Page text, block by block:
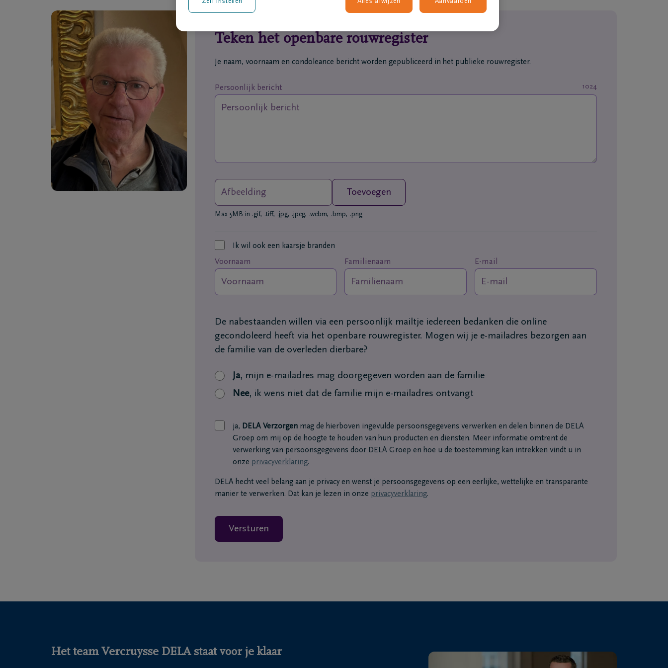
Teken het openbare rouwregister
Je naam, voornaam en condoleance bericht worden gepubliceerd in het publieke rouwregister.
1024
Persoonlijk bericht
Afbeelding Toevoegen
Max 5MB in .gif, .tiff, .jpg, .jpeg, .webm, .bmp, .png
Ik wil ook een kaarsje branden
Voornaam Familienaam E-mail
De nabestaanden willen via een persoonlijk mailtje iedereen bedanken die online
gecondoleerd heeft via het openbare rouwregister. Mogen wij je e-mailadres bezorgen aan
de familie van de overleden dierbare?
Ja, mijn e-mailadres mag doorgegeven worden aan de familie
Nee, ik wens niet dat de familie mijn e-mailadres ontvangt
ja, DELA Verzorgenmag de hierboven ingevulde persoonsgegevens verwerken en delen binnen de DELA
Groep om mij op de hoogte te houden van hun producten en diensten. Meer informatie omtrent de
verwerking van persoonsgegevens door DELA Groep en hoe u de toestemming kan intrekken vindt u in
onze privacyverklaring.
DELA hecht veel belang aan je privacy en wenst je persoonsgegevens op een eerlijke, wettelijke en transparante
manier te verwerken. Dat kan je lezen in onze privacyverklaring.
Versturen
Het team Vercruysse DELA staat voor je klaar
Alles afwijzen Aanvaarden
Zelf instellen